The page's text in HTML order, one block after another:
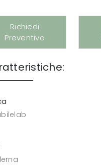
Richiedi
Preventivo